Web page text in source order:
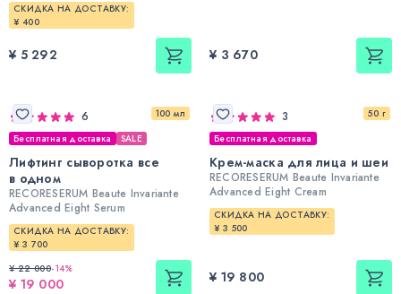
СКИДКА НА ДОСТАВКУ:
¥ 400
¥ 5 292 ¥ 3 670
100 мл
6
Бесплатная доставка SALE
Лифтинг сыворотка все
в одном
RECORESERUM Beaute Invariante
Advanced Eight Serum
СКИДКА НА ДОСТАВКУ:
¥ 3 700
¥ 22 000-14%
¥ 19 000
50 г
3
Бесплатная доставка
Крем-маска для лица и шеи
RECORESERUM Beaute Invariante
Advanced Eight Cream
СКИДКА НА ДОСТАВКУ:
¥ 3 500
¥ 19 800